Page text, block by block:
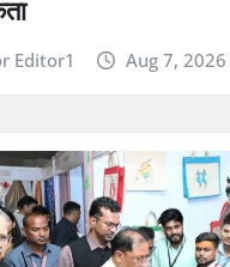
Editor1 Aug 7, 2026